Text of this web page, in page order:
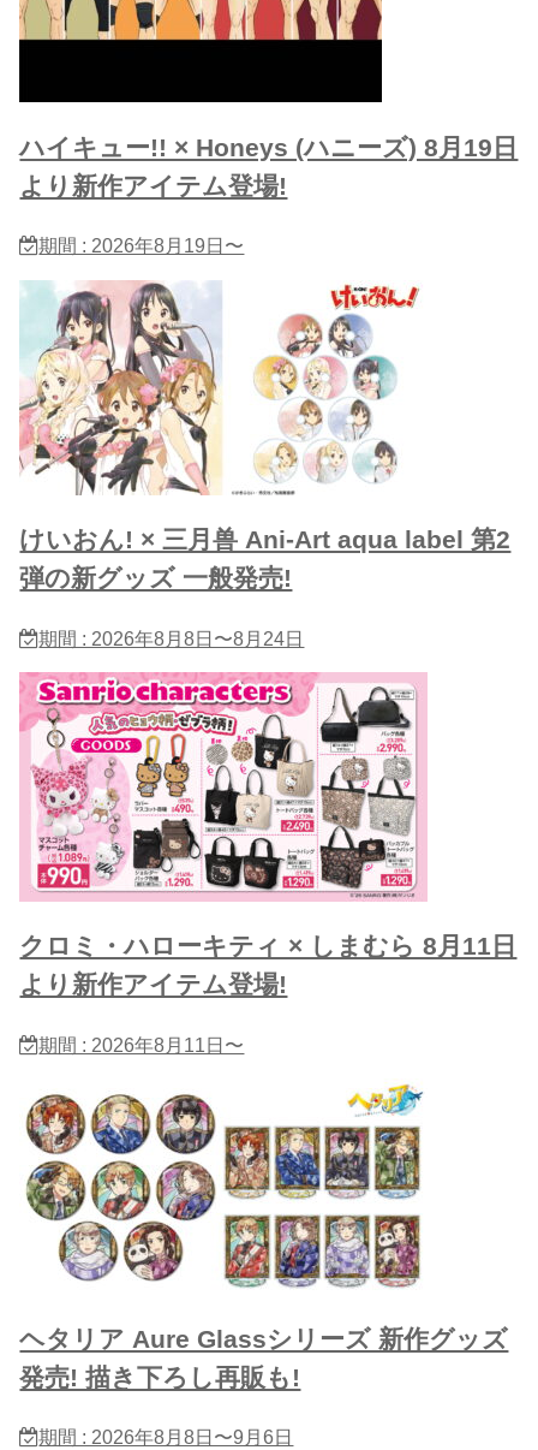
ハイキュー!! × Honeys (ハニーズ) 8月19日
より新作アイテム登場!
期間 : 2026年8月19日〜
けいおん! × 三月兽 Ani-Art aqua label 第2
弾の新グッズ 一般発売!
期間 : 2026年8月8日〜8月24日
クロミ・ハローキティ × しまむら 8月11日
より新作アイテム登場!
期間 : 2026年8月11日〜
ヘタリア Aure Glassシリーズ 新作グッズ
発売! 描き下ろし再販も!
期間 : 2026年8月8日〜9月6日